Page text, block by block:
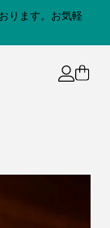
ります。お気軽